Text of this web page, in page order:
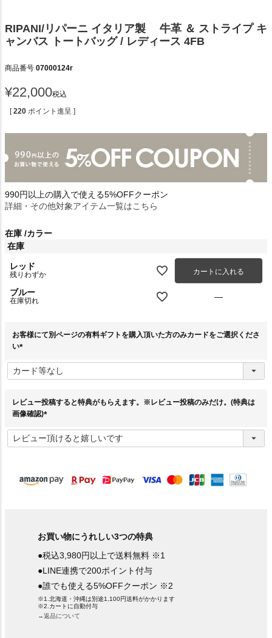
RIPANI/リパーニ イタリア製 牛革 ＆ ストライプ キ
ャンバス トートバッグ / レディース 4FB
商品番号 07000124r
¥22,000税込
[ 220 ポイント進呈 ]
990円以上の購入で使える5%OFFクーポン
詳細・その他対象アイテム一覧はこちら
在庫 カラー
在庫
レッド
残りわずか カートに入れる
ブルー
在庫切れ —
お客様にて別ページの有料ギフトを購入頂いた方のみカードをご選択くださ
い
必
須
レビュー投稿すると特典がもらえます。※レビュー投稿のみだけ。(特典は
画像確認)
必
須
お買い物にうれしい3つの特典
●税込3,980円以上で送料無料 ※1
●LINE連携で200ポイント付与
●誰でも使える5%OFFクーポン ※2
※1.北海道・沖縄は別途1,100円送料がかかります
※2.カートに自動付与
→返品について